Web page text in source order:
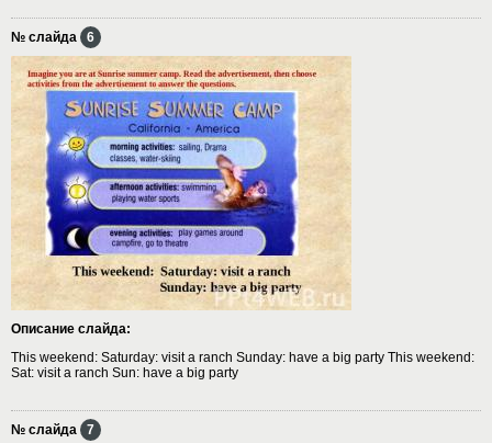
№ слайда 6
Описание слайда:
This weekend: Saturday: visit a ranch Sunday: have a big party This weekend:
Sat: visit a ranch Sun: have a big party
№ слайда 7